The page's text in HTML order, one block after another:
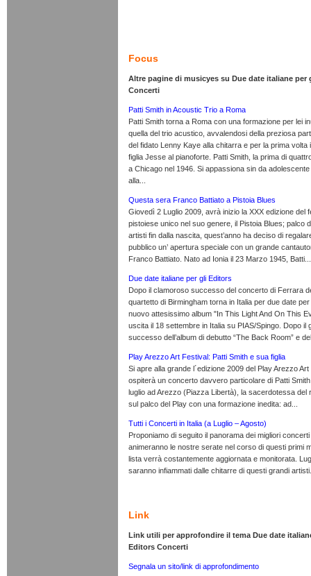
Focus
Altre pagine di musicyes su Due date italiane per
Concerti
Patti Smith in Acoustic Trio a Roma
Patti Smith torna a Roma con una formazione per lei
quella del trio acustico, avvalendosi della preziosa
del fidato Lenny Kaye alla chitarra e per la prima volta
figlia Jesse al pianoforte. Patti Smith, la prima di
a Chicago nel 1946. Si appassiona sin da adolescente
alla...
Questa sera Franco Battiato a Pistoia Blues
Giovedì 2 Luglio 2009, avrà inizio la XXX edizione del
pistoiese unico nel suo genere, il Pistoia Blues; palco
artisti fin dalla nascita, quest’anno ha deciso di
pubblico un’ apertura speciale con un grande
Franco Battiato. Nato ad Ionia il 23 Marzo 1945, Batti...
Due date italiane per gli Editors
Dopo il clamoroso successo del concerto di Ferrara
quartetto di Birmingham torna in Italia per due date
nuovo attesissimo album "In This Light And On This
uscita il 18 settembre in Italia su PIAS/Spingo. Dopo il
successo dell’album di debutto “The Back Room” e
Play Arezzo Art Festival: Patti Smith e sua figlia
Si apre alla grande l´edizione 2009 del Play Arezzo
ospiterà un concerto davvero particolare di Patti
luglio ad Arezzo (Piazza Libertà), la sacerdotessa del
sul palco del Play con una formazione inedita: ad...
Tutti i Concerti in Italia (a Luglio – Agosto)
Proponiamo di seguito il panorama dei migliori
animeranno le nostre serate nel corso di questi primi
lista verrà costantemente aggiornata e monitorata.
saranno infiammati dalle chitarre di questi grandi
Link
Link utili per approfondire il tema Due date
Editors Concerti
Segnala un sito/link di approfondimento